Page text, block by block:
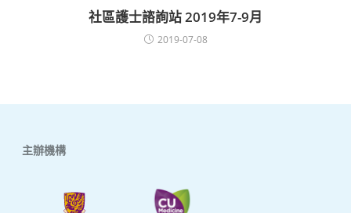
社區護士諮詢站 2019年7-9月
2019-07-08
主辦機構